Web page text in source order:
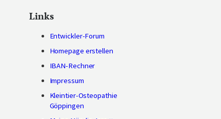
Links
Entwickler-Forum
Homepage erstellen
IBAN-Rechner
Impressum
Kleintier-Osteopathie
Göppingen